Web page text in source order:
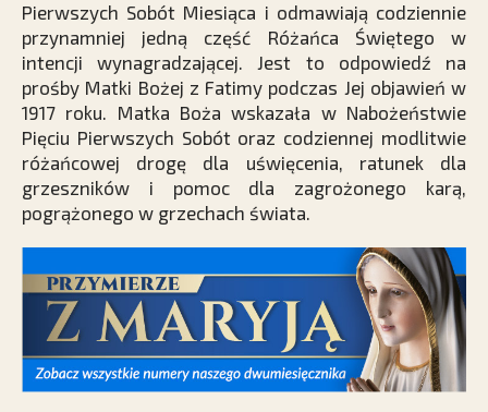
Pierwszych Sobót Miesiąca i odmawiają codziennie
przynamniej jedną część Różańca Świętego w
intencji wynagradzającej. Jest to odpowiedź na
prośby Matki Bożej z Fatimy podczas Jej objawień w
1917 roku. Matka Boża wskazała w Nabożeństwie
Pięciu Pierwszych Sobót oraz codziennej modlitwie
różańcowej drogę dla uświęcenia, ratunek dla
grzeszników i pomoc dla zagrożonego karą,
pogrążonego w grzechach świata.